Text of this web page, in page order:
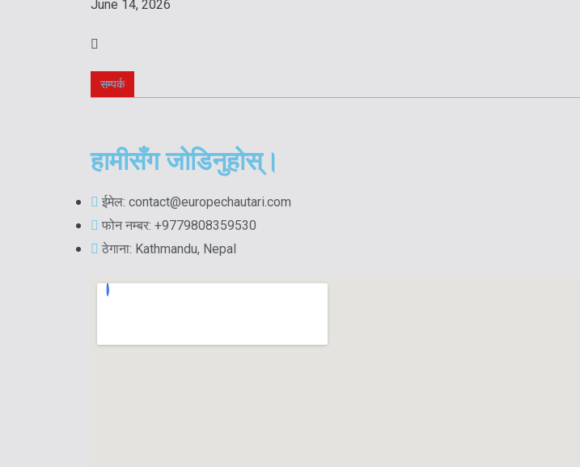
June 14, 2026
सम्पर्क
हामीसँग जोडिनुहोस्।
ईमेल: contact@europechautari.com
फोन नम्बर: +9779808359530
ठेगाना: Kathmandu, Nepal